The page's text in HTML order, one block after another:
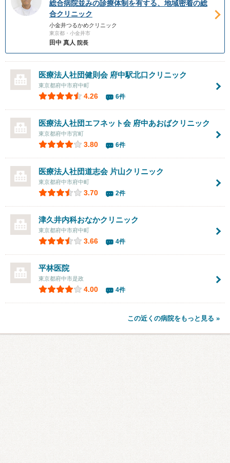
総合病院並みの診療体制を有する、地域密着の総
合クリニック
小金井つるかめクリニック
東京都・小金井市
田中 真人 院長
医療法人社団健則会 府中駅北口クリニック
東京都府中市府中町
4.26 6件
医療法人社団エフネット会 府中あおばクリニック
東京都府中市宮町
3.80 6件
医療法人社団道志会 片山クリニック
東京都府中市府中町
3.70 2件
津久井内科おなかクリニック
東京都府中市府中町
3.66 4件
平林医院
東京都府中市是政
4.00 4件
この近くの病院をもっと見る »